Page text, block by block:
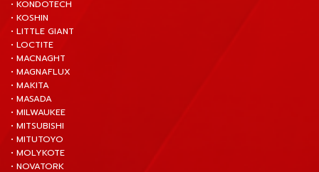
• KONDOTECH
• KOSHIN
• LITTLE GIANT
• LOCTITE
• MACNAGHT
• MAGNAFLUX
• MAKITA
• MASADA
• MILWAUKEE
• MITSUBISHI
• MITUTOYO
• MOLYKOTE
• NOVATORK